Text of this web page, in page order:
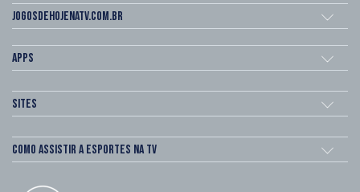
Jogosdehojenatv.com.br
Apps
Sites
Como assistir a esportes na TV